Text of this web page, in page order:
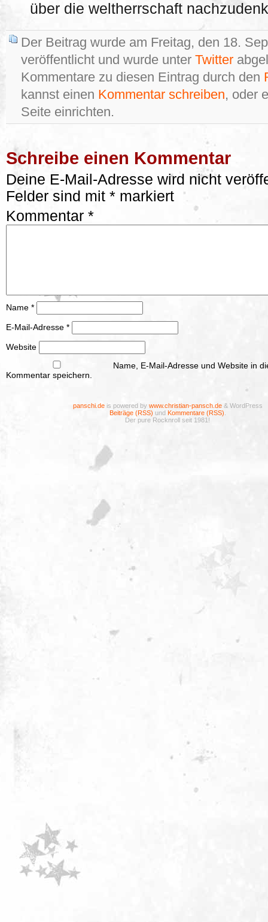
über die weltherrschaft
Der Beitrag wurde am Freitag, den 18.
veröffentlicht und wurde unter Twitter
Kommentare zu diesen Eintrag durch den
kannst einen Kommentar schreiben, oder
Seite einrichten.
Schreibe einen Kommentar
Deine E-Mail-Adresse wird nicht
Felder sind mit * markiert
Kommentar *
Name *
E-Mail-Adresse *
Website
Name, E-Mail-Adresse und Website in
Kommentar speichern.
panschi.deis powered by www.christian-pansch.de& WordPress
Beiträge (RSS) und Kommentare (RSS)
Der pure Rocknroll seit 1981!